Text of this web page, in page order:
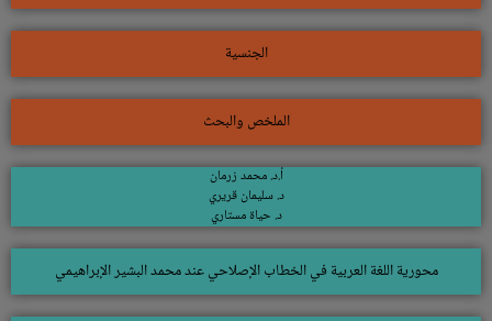
الجنسية
الملخص والبحث
أ.د. محمد زرمان
د. سليمان قريري
د. حياة مستاري
محورية اللغة العربية في الخطاب الإصلاحي عند محمد البشير الإبراهيمي